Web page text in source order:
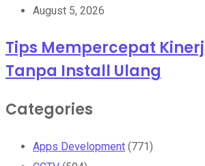
August 5, 2026
Tips Mempercepat
Tanpa Install Ulang
Categories
Apps Development (771)